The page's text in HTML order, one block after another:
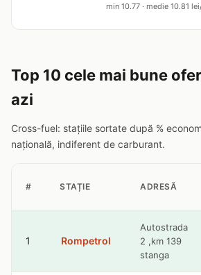
min 10.77 · medie 10.81
Top 10 cele mai bune
azi
Cross-fuel: stațiile sortate după %
națională, indiferent de carburant.
# STAȚIE ADRESĂ
1 Rompetrol
Autostrada
2 ,km 139
stanga